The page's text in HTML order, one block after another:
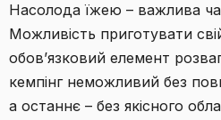
Насолода їжею – важлива
Можливість приготувати
обов’язковий елемент
кемпінг неможливий без
а останнє – без якісного